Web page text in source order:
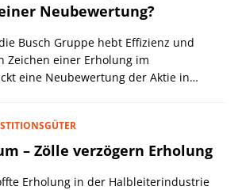
Neubewertung?
Busch Gruppe hebt Effizienz und
Zeichen einer Erholung im
eine Neubewertung der Aktie in
– Zölle verzögern Erholung
Erholung in der Halbleiterindustrie